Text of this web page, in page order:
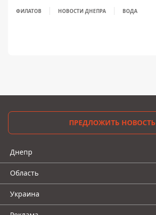
ФИЛАТОВ НОВОСТИ ДНЕПРА ВОДА
ПРЕДЛОЖИТЬ НОВОСТЬ
Днепр
Область
Украина